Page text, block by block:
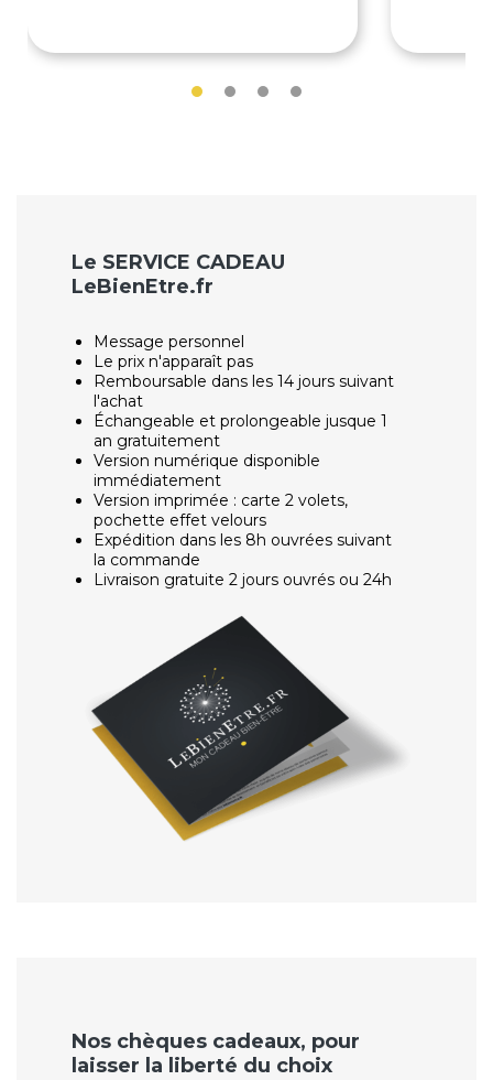
Le SERVICE CADEAU
LeBienEtre.fr
Message personnel
Le prix n'apparaît pas
Remboursable dans les 14 jours suivant
l'achat
Échangeable et prolongeable jusque 1
an gratuitement
Version numérique disponible
immédiatement
Version imprimée : carte 2 volets,
pochette effet velours
Expédition dans les 8h ouvrées suivant
la commande
Livraison gratuite 2 jours ouvrés ou 24h
Nos chèques cadeaux, pour
laisser la liberté du choix